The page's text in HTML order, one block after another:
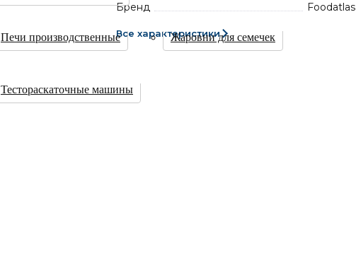
Печи производственные
Жаровни для семечек
Тестораскаточные машины
Бренд
Foodatlas
Все характеристики